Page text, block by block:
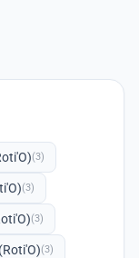
(3)
(3)
(3)
(3)